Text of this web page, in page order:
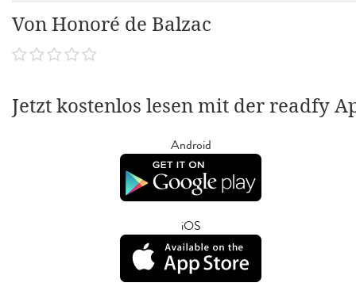
Von Honoré de Balzac
Jetzt kostenlos lesen mit der readfy
Android
iOS